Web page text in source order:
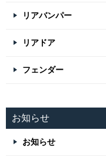
リアバンパー
リアドア
フェンダー
お知らせ
お知らせ